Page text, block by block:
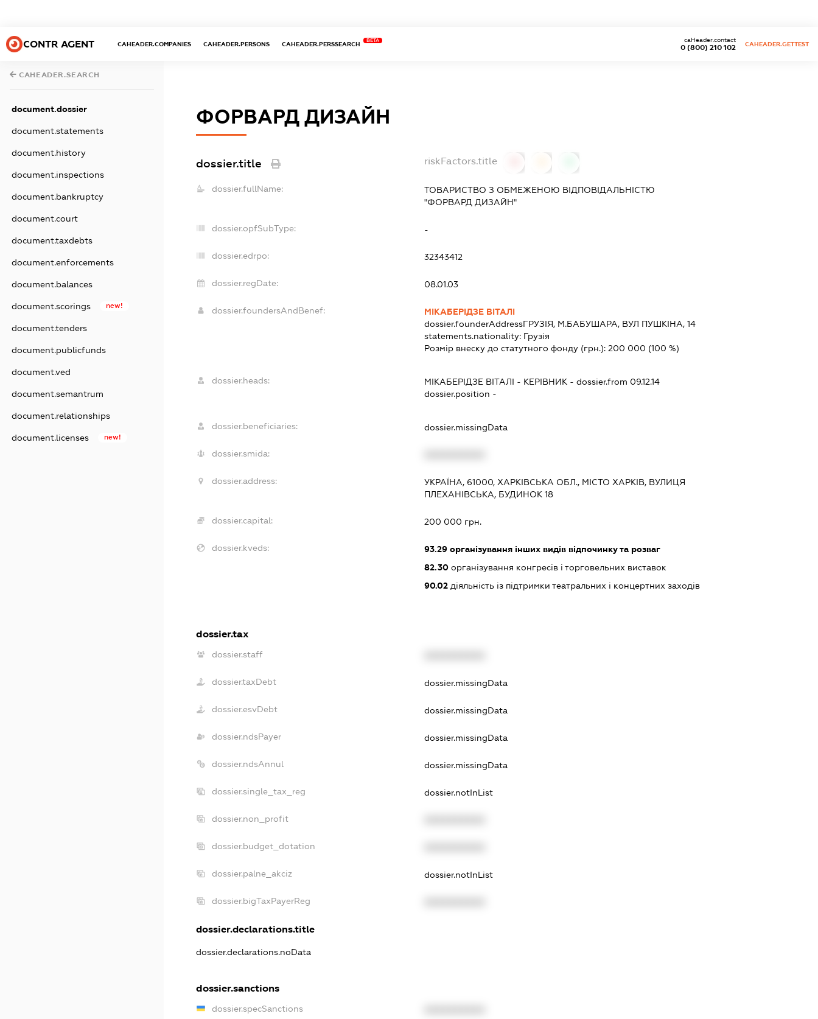
CONTR AGENT CAHEADER.COMPANIES CAHEADER.PERSONS CAHEADER.PERSSEARCH
BETA
0 (800) 210 102
caHeader.contact
CAHEADER.GETTEST
CAHEADER.SEARCH
document.dossier
document.statements
document.history
document.inspections
document.bankruptcy
document.court
document.taxdebts
document.enforcements
document.balances
document.scorings new!
document.tenders
document.publicfunds
document.ved
document.semantrum
document.relationships
document.licenses new!
ФОРВАРД ДИЗАЙН
dossier.title riskFactors.title
dossier.fullName:
ТОВАРИСТВО З ОБМЕЖЕНОЮ ВІДПОВІДАЛЬНІСТЮ
"ФОРВАРД ДИЗАЙН"
dossier.opfSubType: -
dossier.edrpo: 32343412
dossier.regDate: 08.01.03
dossier.foundersAndBenef:
МІКАБЕРІДЗЕ ВІТАЛІ
dossier.founderAddressГРУЗІЯ, М.БАБУШАРА, ВУЛ ПУШКІНА, 14
statements.nationality: Грузія
Розмір внеску до статутного фонду (грн.):200 000 (100 %)
dossier.heads: МІКАБЕРІДЗЕ ВІТАЛІ - КЕРІВНИК - dossier.from 09.12.14
dossier.position -
dossier.beneficiaries: dossier.missingData
dossier.smida:
dossier.address:
УКРАЇНА, 61000, ХАРКІВСЬКА ОБЛ., МІСТО ХАРКІВ, ВУЛИЦЯ
ПЛЕХАНІВСЬКА, БУДИНОК 18
dossier.capital: 200 000 грн.
dossier.kveds: 93.29 організування інших видів відпочинку та розваг
82.30 організування конгресів і торговельних виставок
90.02 діяльність із підтримки театральних і концертних заходів
dossier.tax
dossier.staff
dossier.taxDebt dossier.missingData
dossier.esvDebt dossier.missingData
dossier.ndsPayer dossier.missingData
dossier.ndsAnnul dossier.missingData
dossier.single_tax_reg dossier.notInList
dossier.non_profit
dossier.budget_dotation
dossier.palne_akciz dossier.notInList
dossier.bigTaxPayerReg
dossier.declarations.title
dossier.declarations.noData
dossier.sanctions
dossier.specSanctions